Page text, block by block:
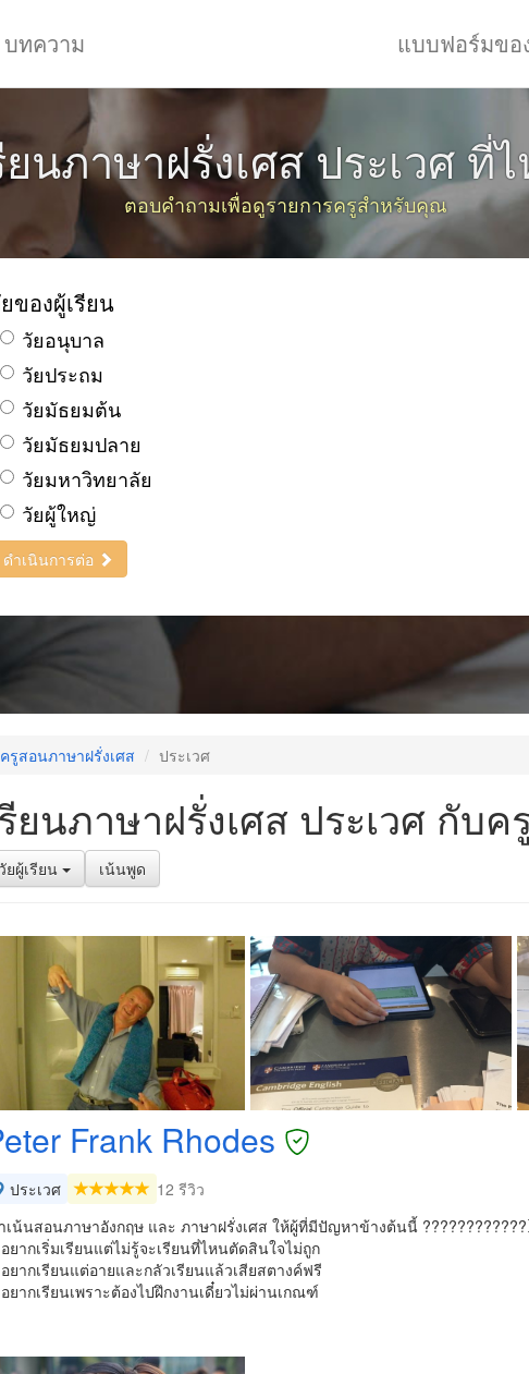
บทความ แบบฟอร์มข
ยนภาษาฝรั่งเศส ประเวศ ที่
ตอบคำถามเพื่อดูรายการครูสำหรับคุณ
ของผู้เรียน
วัยอนุบาล
วัยประถม
วัยมัธยมต้น
วัยมัธยมปลาย
วัยมหาวิทยาลัย
วัยผู้ใหญ่
ดำเนินการต่อ
ครูสอนภาษาฝรั่งเศส ประเวศ
ยนภาษาฝรั่งเศส ประเวศ กับ
ยผู้เรียน เน้นพูด
Frank Rhodes
ประเวศ
12 รีวิว
เน้นสอนภาษาอังกฤษ และ ภาษาฝรั่งเศส ให้ผู้ที่มีปัญหาข้างต้นนี้
ยากเริ่มเรียนแต่ไม่รู้จะเรียนที่ไหนตัดสินใจไม่ถูก
ยากเรียนแต่อายและกลัวเรียนแล้วเสียสตางค์ฟรี
ยากเรียนเพราะต้องไปฝึกงานเดี๋ยวไม่ผ่านเกณฑ์